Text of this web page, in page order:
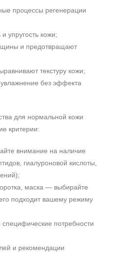
процессы регенерации
упругость кожи;
и предотвращают
текстуру кожи;
без эффекта
для нормальной кожи
критерии:
внимание на наличие
гиалуроновой кислоты,
маска — выбирайте
подходит вашему режиму
потребности
и рекомендации
640-58-89